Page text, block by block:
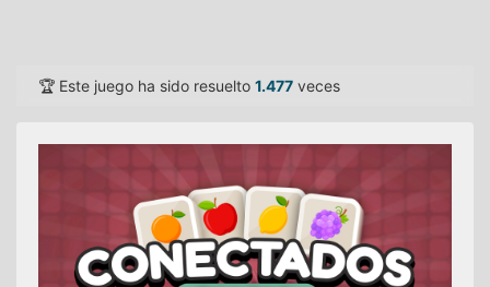
🏆 Este juego ha sido resuelto 1.477 veces